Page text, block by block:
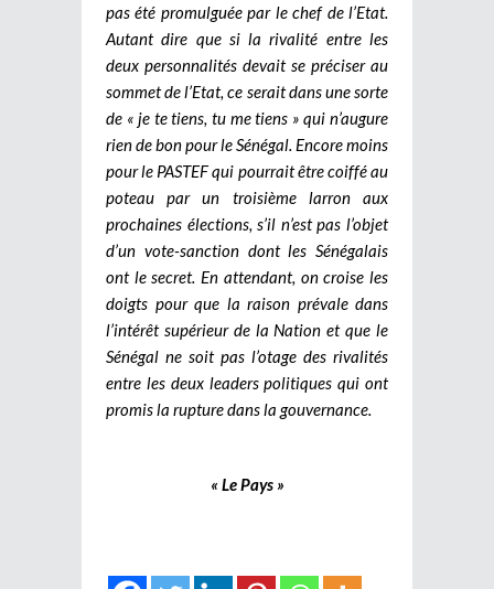
pas été promulguée par le chef de l’Etat.
Autant dire que si la rivalité entre les
deux personnalités devait se préciser au
sommet de l’Etat, ce serait dans une sorte
de « je te tiens, tu me tiens » qui n’augure
rien de bon pour le Sénégal. Encore moins
pour le PASTEF qui pourrait être coiffé au
poteau par un troisième larron aux
prochaines élections, s’il n’est pas l’objet
d’un vote-sanction dont les Sénégalais
ont le secret. En attendant, on croise les
doigts pour que la raison prévale dans
l’intérêt supérieur de la Nation et que le
Sénégal ne soit pas l’otage des rivalités
entre les deux leaders politiques qui ont
promis la rupture dans la gouvernance.
« Le Pays »